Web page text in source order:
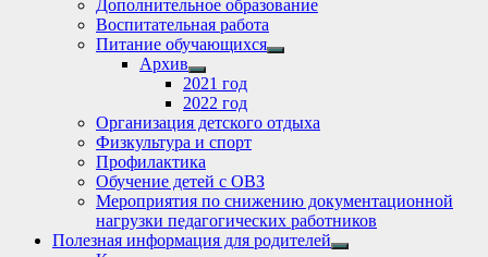
Дополнительное образование
Воспитательная работа
Питание обучающихся
Show
Архив
Show
sub
menu
2021 год
2022 год
Организация детского отдыха
Физкультура и спорт
Профилактика
Обучение детей с ОВЗ
Мероприятия по снижению документационной
нагрузки педагогических работников
Полезная информация для родителей
Show